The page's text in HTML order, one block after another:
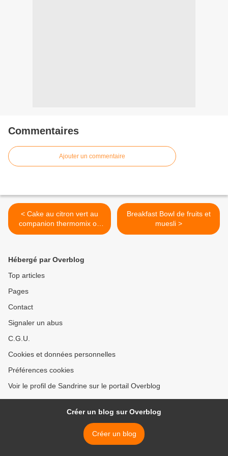
Commentaires
Ajouter un commentaire
< Cake au citron vert au
companion thermomix ou
sans robot
Breakfast Bowl de fruits et
muesli >
Hébergé par Overblog
Top articles
Pages
Contact
Signaler un abus
C.G.U.
Cookies et données personnelles
Préférences cookies
Voir le profil de Sandrine sur le portail Overblog
Créer un blog sur Overblog
Créer un blog